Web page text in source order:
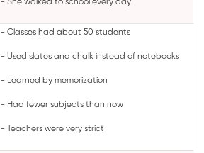
- Classes had about 50 students
- Used slates and chalk instead of notebooks
- Learned by memorization
- Had fewer subjects than now
- Teachers were very strict